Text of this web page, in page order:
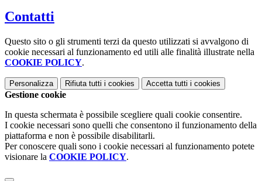
Contatti
Questo sito o gli strumenti terzi da questo utilizzati si avvalgono di
cookie necessari al funzionamento ed utili alle finalità illustrate nella
COOKIE POLICY.
Personalizza Rifiuta tutti i cookies Accetta tutti i cookies
Gestione cookie
In questa schermata è possibile scegliere quali cookie consentire.
I cookie necessari sono quelli che consentono il funzionamento della
piattaforma e non è possibile disabilitarli.
Per conoscere quali sono i cookie necessari al funzionamento potete
visionare la COOKIE POLICY.